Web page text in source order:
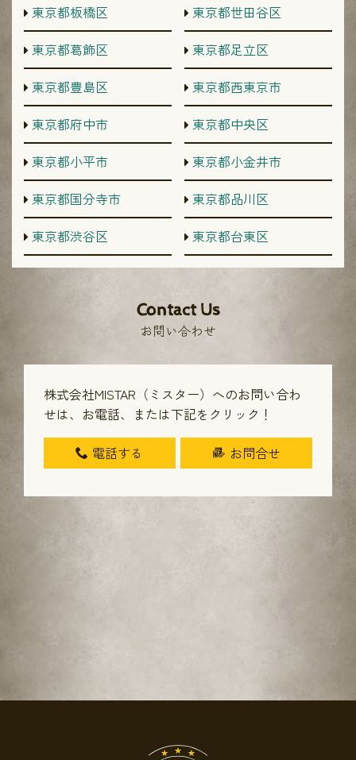
東京都板橋区
東京都世田谷区
東京都葛飾区
東京都足立区
東京都豊島区
東京都西東京市
東京都府中市
東京都中央区
東京都小平市
東京都小金井市
東京都国分寺市
東京都品川区
東京都渋谷区
東京都台東区
Contact Us
お問い合わせ
株式会社MISTAR（ミスター）へのお問い合わ
せは、 お電話、または下記をクリック！
電話する お問合せ